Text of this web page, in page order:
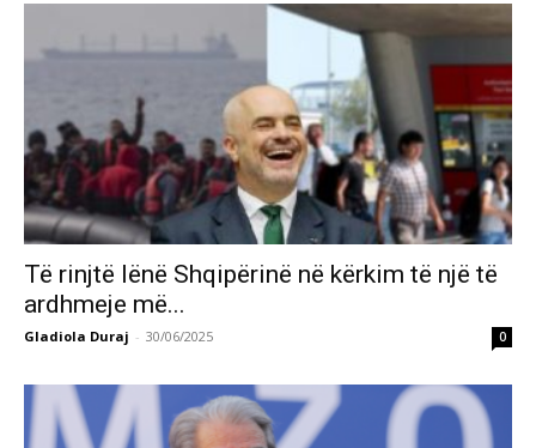
Të rinjtë lënë Shqipërinë në kërkim të një të
ardhmeje më...
Gladiola Duraj - 30/06/2025 0